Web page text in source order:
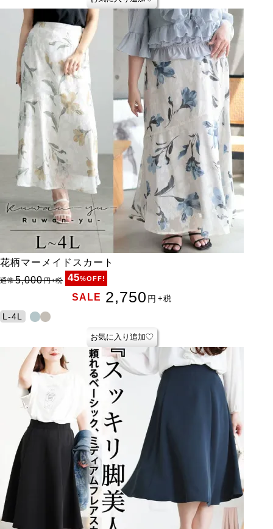
花柄マーメイドスカート
通常5,000円+税 45%OFF!
SALE 2,750 円 +税
L-4L
お気に入り追加